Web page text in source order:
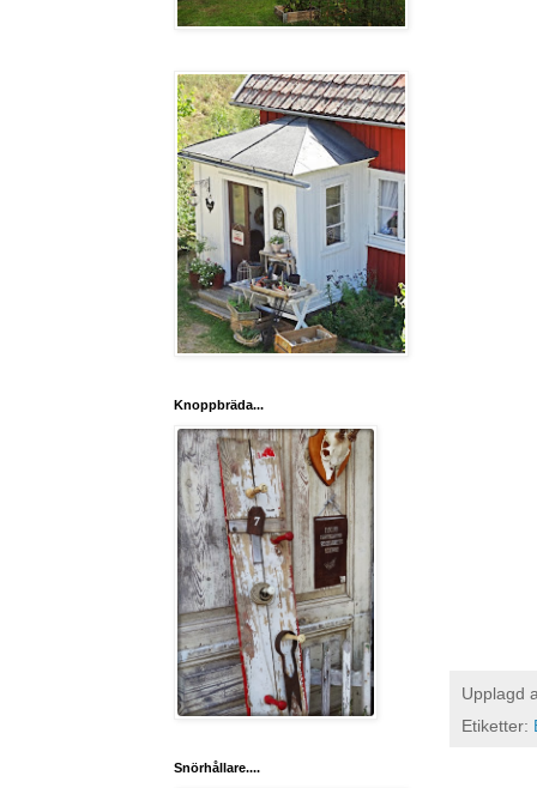
Upplagd
Etiketter:
Knoppbräda...
Snörhållare....